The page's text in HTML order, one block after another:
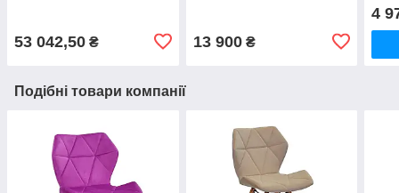
53 042,50 ₴ 13 900₴
4
Подібні товари компанії